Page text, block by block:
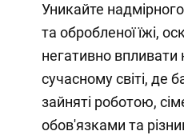
Уникайте
та обробленої їжі,
негативно
сучасному світі, де
зайняті роботою,
обов'язками та